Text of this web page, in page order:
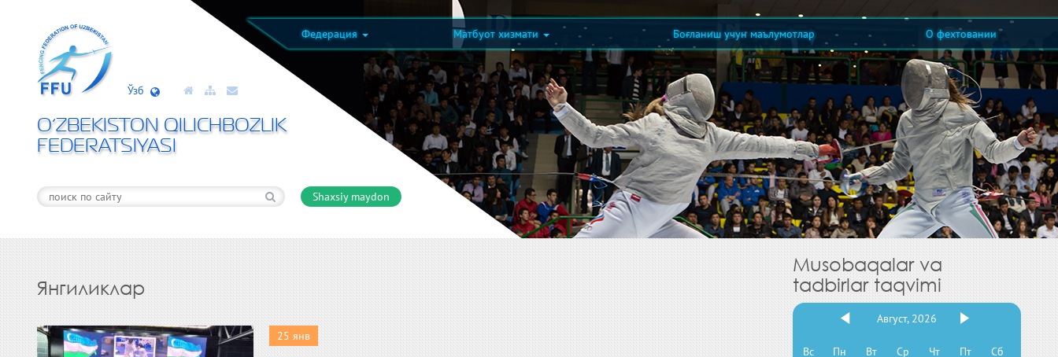
Федерация Матбуот хизмати Боғланиш учун маълумотлар О фехтовании
Ўзб
O’ZBEKISTON QILICHBOZLIK
FEDERATSIYASI
Shaxsiy maydon
Янгиликлар
25 янв
Musobaqalar va
tadbirlar taqvimi
Август, 2026
Вс Пн Вт Ср Чт Пт Сб